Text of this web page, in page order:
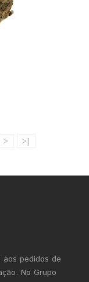
>
>|
pedidos de
No Grupo